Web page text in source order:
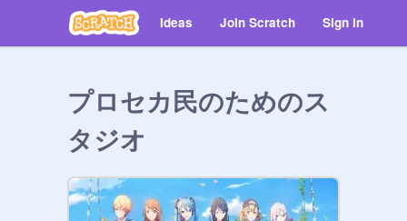
Ideas Join Scratch Sign in
プロセカ民のためのス
タジオ